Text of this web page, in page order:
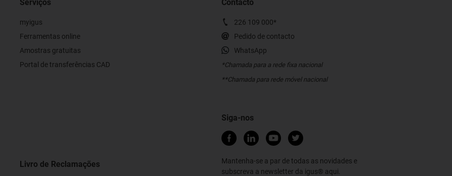
Serviços
myigus
Ferramentas online
Amostras gratuitas
Portal de transferências CAD
Contacto
226 109 000*
Pedido de contacto
WhatsApp
*Chamada para a rede fixa nacional
**Chamada para rede móvel nacional
Livro de Reclamações
Siga-nos
Mantenha-se a par de todas as novidades e
subscreva a newsletter da igus® aqui.